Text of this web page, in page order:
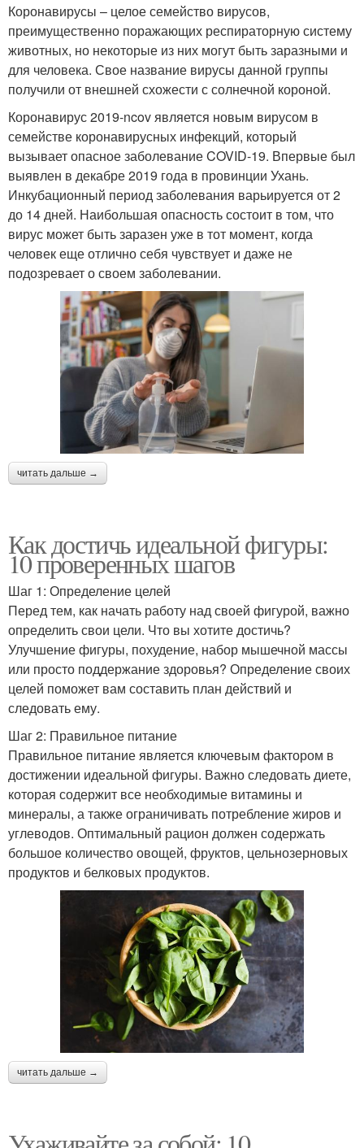
Коронавирусы – целое семейство вирусов,
преимущественно поражающих респираторную систему
животных, но некоторые из них могут быть заразными и
для человека. Свое название вирусы данной группы
получили от внешней схожести с солнечной короной.
Коронавирус 2019-ncov является новым вирусом в
семействе коронавирусных инфекций, который
вызывает опасное заболевание COVID-19. Впервые был
выявлен в декабре 2019 года в провинции Ухань.
Инкубационный период заболевания варьируется от 2
до 14 дней. Наибольшая опасность состоит в том, что
вирус может быть заразен уже в тот момент, когда
человек еще отлично себя чувствует и даже не
подозревает о своем заболевании.
читать дальше →
Как достичь идеальной фигуры:
10 проверенных шагов
Шаг 1: Определение целей
Перед тем, как начать работу над своей фигурой, важно
определить свои цели. Что вы хотите достичь?
Улучшение фигуры, похудение, набор мышечной массы
или просто поддержание здоровья? Определение своих
целей поможет вам составить план действий и
следовать ему.
Шаг 2: Правильное питание
Правильное питание является ключевым фактором в
достижении идеальной фигуры. Важно следовать диете,
которая содержит все необходимые витамины и
минералы, а также ограничивать потребление жиров и
углеводов. Оптимальный рацион должен содержать
большое количество овощей, фруктов, цельнозерновых
продуктов и белковых продуктов.
читать дальше →